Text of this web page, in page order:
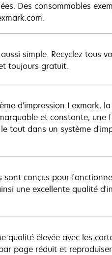
Des consommables
simple. Recyclez tous
toujours gratuit.
d'impression Lexmark,
et constante, une
tout dans un système
sont conçus pour
une excellente qualité
qualité élevée avec les
page réduit et